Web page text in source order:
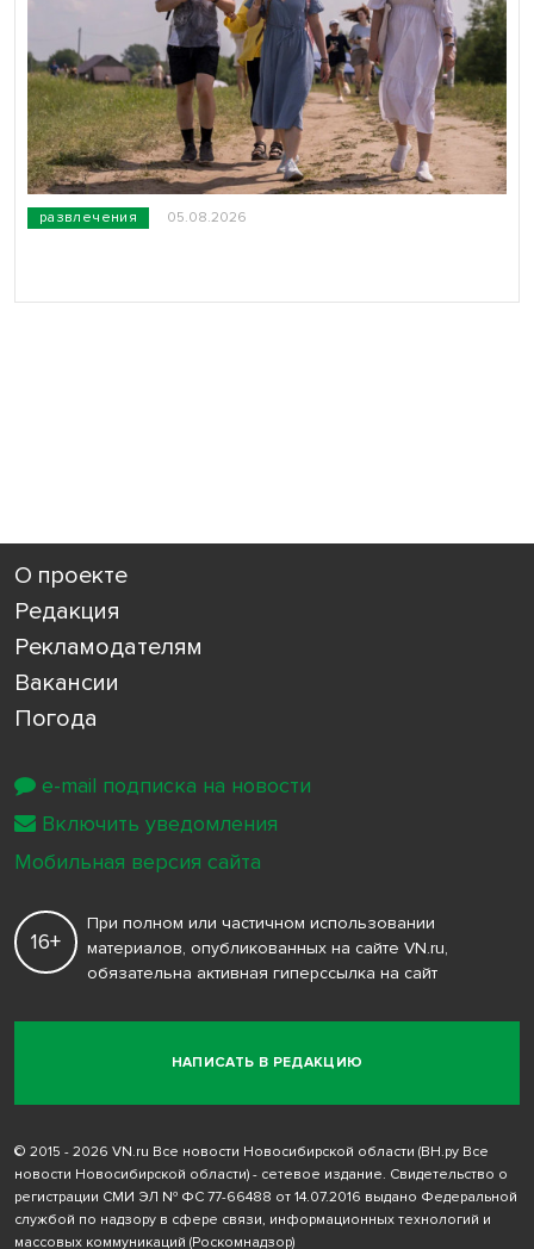
развлечения 05.08.2026
О проекте
Редакция
Рекламодателям
Вакансии
Погода
НАПИСАТЬ В РЕДАКЦИЮ
16+
При полном или частичном использовании
материалов, опубликованных на сайте VN.ru,
обязательна активная гиперссылка на сайт
© 2015 - 2026 VN.ru Все новости Новосибирской области (ВН.ру Все
новости Новосибирской области) - сетевое издание. Свидетельство о
регистрации СМИ ЭЛ № ФС 77-66488 от 14.07.2016 выдано Федеральной
службой по надзору в сфере связи, информационных технологий и
массовых коммуникаций (Роскомнадзор)
e-mail подписка на новости
Включить уведомления
Мобильная версия сайта